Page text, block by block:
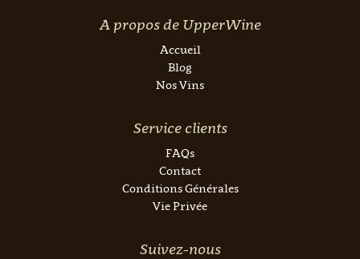
A propos de UpperWine
Accueil
Blog
Nos Vins
Service clients
FAQs
Contact
Conditions Générales
Vie Privée
Suivez-nous